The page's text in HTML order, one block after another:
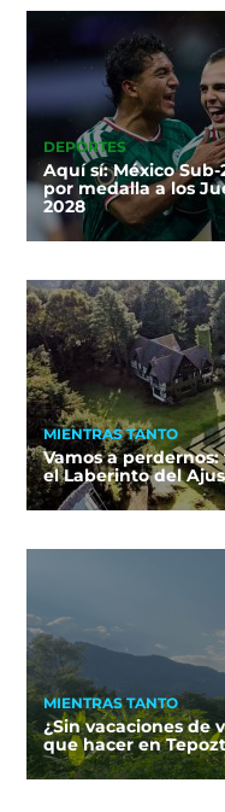
DEPORTES
Aquí sí: México
por medalla a los
2028
MIENTRAS TANTO
Vamos a
el Laberinto del
MIENTRAS TANTO
¿Sin vacaciones de
que hacer en